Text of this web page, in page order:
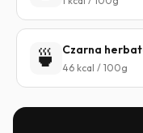
🍵 Czarna
46 kcal / 100g